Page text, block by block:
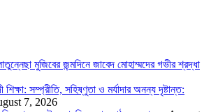
মুজিবের জন্মদিনে জাবেদ মোহাম্মদের গভীর শ্রদ্ধা
শিক্ষা: সম্প্রীতি, সহিষ্ণুতা ও মর্যাদার অনন্য দৃষ্টান্ত:
7, 2026